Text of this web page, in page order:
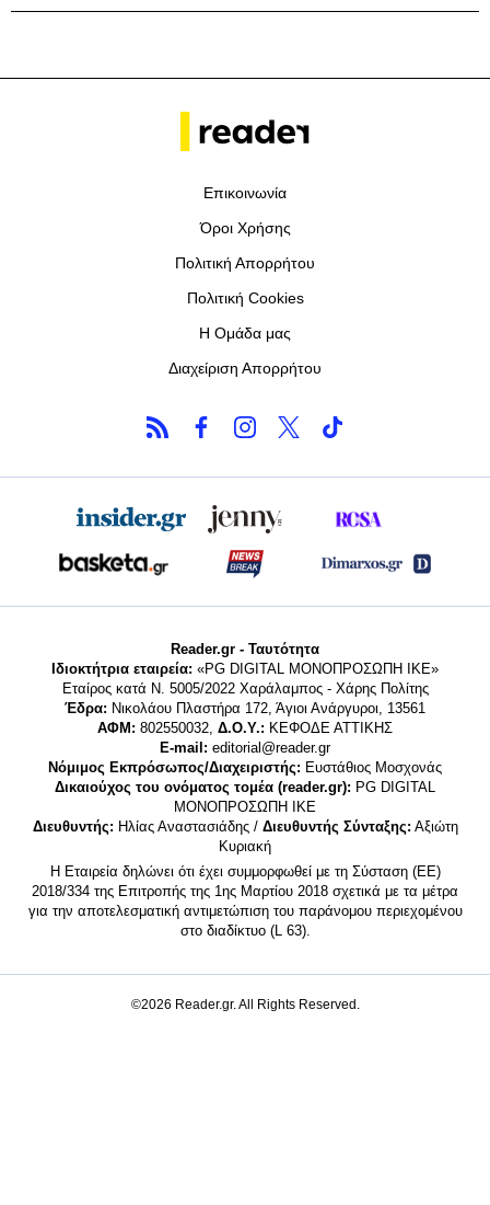
Επικοινωνία
Όροι Χρήσης
Πολιτική Απορρήτου
Πολιτική Cookies
Η Ομάδα μας
Διαχείριση Απορρήτου
Reader.gr - Ταυτότητα
Ιδιοκτήτρια εταιρεία: «PG DIGITAL MONΟΠΡΟΣΩΠΗ ΙΚΕ»
Εταίρος κατά Ν. 5005/2022 Χαράλαμπος - Χάρης Πολίτης
Έδρα: Νικολάου Πλαστήρα 172, Άγιοι Ανάργυροι, 13561
ΑΦΜ: 802550032, Δ.Ο.Υ.: ΚΕΦΟΔΕ ΑΤΤΙΚΗΣ
E-mail: editorial@reader.gr
Νόμιμος Εκπρόσωπος/Διαχειριστής: Ευστάθιος Μοσχονάς
Δικαιούχος του ονόματος τομέα (reader.gr): PG DIGITAL
MONΟΠΡΟΣΩΠΗ ΙΚΕ
Διευθυντής: Ηλίας Αναστασιάδης / Διευθυντής Σύνταξης: Αξιώτη
Κυριακή
Η Εταιρεία δηλώνει ότι έχει συμμορφωθεί με τη Σύσταση (ΕΕ)
2018/334 της Επιτροπής της 1ης Μαρτίου 2018 σχετικά με τα μέτρα
για την αποτελεσματική αντιμετώπιση του παράνομου περιεχομένου
στο διαδίκτυο (L 63).
©2026 Reader.gr. All Rights Reserved.